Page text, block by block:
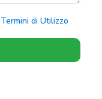
Termini di Utilizzo